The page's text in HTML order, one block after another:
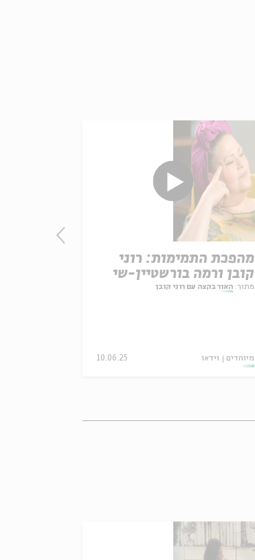
מהפכת התמימות: רוני
קובן ורמה בורשטיין-שי
מתוך: האור בקצה עם רוני קובן
מיוחדים וידאו 10.06.25